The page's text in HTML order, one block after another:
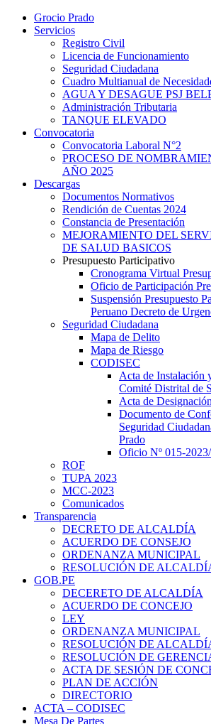
Grocio Prado
Servicios
Registro Civil
Licencia de Funcionamiento
Seguridad Ciudadana
Cuadro Multianual de
AGUA Y DESAGUE PSJ
Administración Tributaria
TANQUE ELEVADO
Convocatoria
Convocatoria Laboral N°2
PROCESO DE
AÑO 2025
Descargas
Documentos Normativos
Rendición de Cuentas 2024
Constancia de Presentación
MEJORAMIENTO DEL
DE SALUD BASICOS
Presupuesto Participativo
Cronograma Virtual
Oficio de Participación
Suspensión Presupuesto
Peruano Decreto de
Seguridad Ciudadana
Mapa de Delito
Mapa de Riesgo
CODISEC
Acta de Instalación
Comité Distrital de
Acta de
Documento de
Seguridad
Prado
Oficio Nº 015-
ROF
TUPA 2023
MCC-2023
Comunicados
Transparencia
DECRETO DE ALCALDÍA
ACUERDO DE CONSEJO
ORDENANZA MUNICIPAL
RESOLUCIÓN DE
GOB.PE
DECERETO DE ALCALDÍA
ACUERDO DE CONCEJO
LEY
ORDENANZA MUNICIPAL
RESOLUCIÓN DE
RESOLUCIÓN DE
ACTA DE SESIÓN DE
PLAN DE ACCIÓN
DIRECTORIO
ACTA – CODISEC
Mesa De Partes